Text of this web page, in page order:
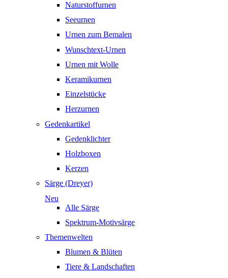
Naturstoffurnen
Seeurnen
Urnen zum Bemalen
Wunschtext-Urnen
Urnen mit Wolle
Keramikurnen
Einzelstücke
Herzurnen
Gedenkartikel
Gedenklichter
Holzboxen
Kerzen
Särge (Dreyer)
Neu
Alle Särge
Spektrum-Motivsärge
Themenwelten
Blumen & Blüten
Tiere & Landschaften